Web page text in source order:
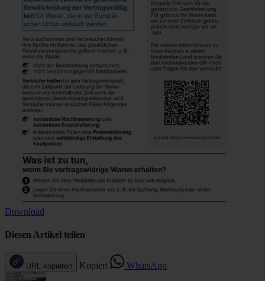
Download
Diesen Artikel teilen
URL kopieren Kopiert WhatsApp